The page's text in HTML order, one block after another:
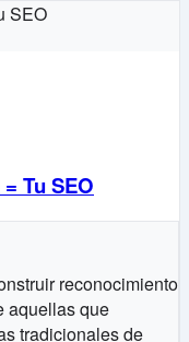
Tu SEO
reconocimiento
aquellas que
tradicionales de